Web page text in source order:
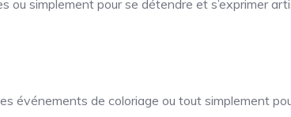
simplement pour se détendre et s’exprimer
événements de coloriage ou tout simplement